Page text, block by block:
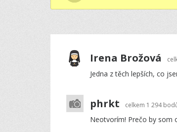
Irena Brožová
Jedna z těch lepších, co
phrkt celkem 1 294
Neotvorím! Prečo by som